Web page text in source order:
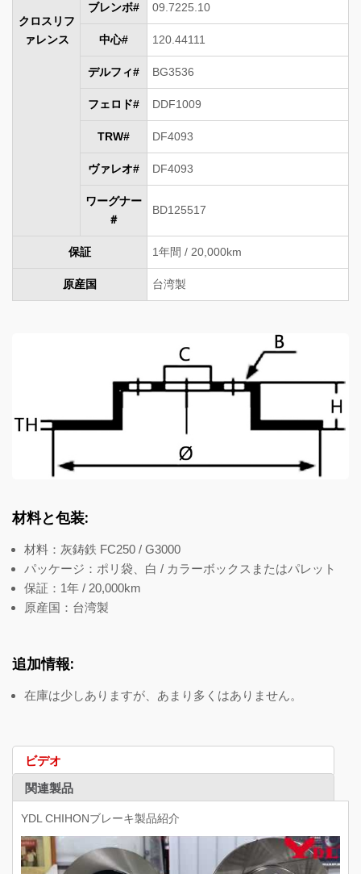
クロスリフ
ァレンス
ブレンボ# 09.7225.10
中心# 120.44111
デルフィ# BG3536
フェロド# DDF1009
TRW# DF4093
ヴァレオ# DF4093
ワーグナー
＃
BD125517
保証 1年間 / 20,000km
原産国 台湾製
材料と包装:
材料：灰鋳鉄 FC250 / G3000
パッケージ：ポリ袋、白 / カラーボックスまたはパレット
保証：1年 / 20,000km
原産国：台湾製
追加情報:
在庫は少しありますが、あまり多くはありません。
ビデオ
関連製品
YDL CHIHONブレーキ製品紹介